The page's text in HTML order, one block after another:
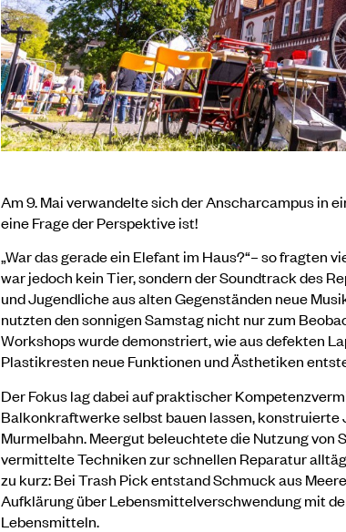
Am 9. Mai verwandelte sich der Anscharcampus in
eine Frage der Perspektive ist!
„War das gerade ein Elefant im Haus?“– so fragten
war jedoch kein Tier, sondern der Soundtrack des
und Jugendliche aus alten Gegenständen neue
nutzten den sonnigen Samstag nicht nur zum
Workshops wurde demonstriert, wie aus defekten
Plastikresten neue Funktionen und Ästhetiken
Der Fokus lag dabei auf praktischer
Balkonkraftwerke selbst bauen lassen,
Murmelbahn. Meergut beleuchtete die Nutzung von
vermittelte Techniken zur schnellen Reparatur
zu kurz: Bei Trash Pick entstand Schmuck aus
Aufklärung über Lebensmittelverschwendung mit
Lebensmitteln.